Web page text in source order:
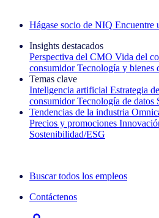
Hágase socio de NIQ Encuentre
Insights destacados
Perspectiva del CMO Vida del
consumidor Tecnología y bienes
Temas clave
Inteligencia artificial Estrategia
consumidor Tecnología de datos
Tendencias de la industria
Precios y promociones
Sostenibilidad/ESG
Buscar todos los empleos
Contáctenos